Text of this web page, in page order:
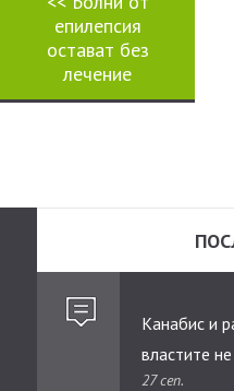
епилепсия
остават без
лечение
Канабис и
властите
27 сеп.